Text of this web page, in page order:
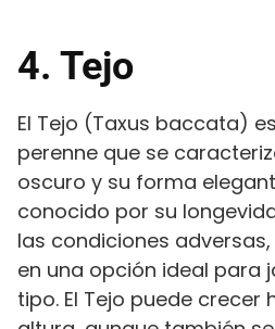
4. Tejo
El Tejo (Taxus baccata)
perenne que se
oscuro y su forma
conocido por su
las condiciones
en una opción ideal para
tipo. El Tejo puede